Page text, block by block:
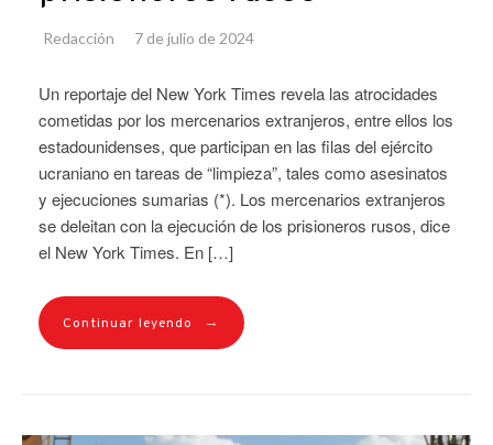
Redacción 7 de julio de 2024
Un reportaje del New York Times revela las atrocidades
cometidas por los mercenarios extranjeros, entre ellos los
estadounidenses, que participan en las filas del ejército
ucraniano en tareas de “limpieza”, tales como asesinatos
y ejecuciones sumarias (*). Los mercenarios extranjeros
se deleitan con la ejecución de los prisioneros rusos, dice
el New York Times. En […]
Continuar leyendo →